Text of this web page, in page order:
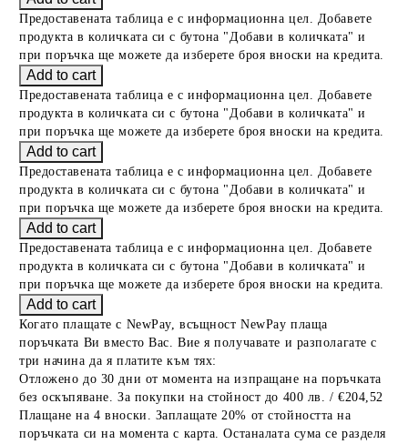
Предоставената таблица е с информационна цел. Добавете
продукта в количката си с бутона "Добави в количката" и
при поръчка ще можете да изберете броя вноски на кредита.
Предоставената таблица е с информационна цел. Добавете
продукта в количката си с бутона "Добави в количката" и
при поръчка ще можете да изберете броя вноски на кредита.
Предоставената таблица е с информационна цел. Добавете
продукта в количката си с бутона "Добави в количката" и
при поръчка ще можете да изберете броя вноски на кредита.
Предоставената таблица е с информационна цел. Добавете
продукта в количката си с бутона "Добави в количката" и
при поръчка ще можете да изберете броя вноски на кредита.
Когато плащате с NewPay, всъщност NewPay плаща
поръчката Ви вместо Вас. Вие я получавате и разполагате с
три начина да я платите към тях:
Отложено до 30 дни от момента на изпращане на поръчката
без оскъпяване. За покупки на стойност до 400 лв. / €204,52
Плащане на 4 вноски. Заплащате 20% от стойността на
поръчката си на момента с карта. Останалата сума се разделя